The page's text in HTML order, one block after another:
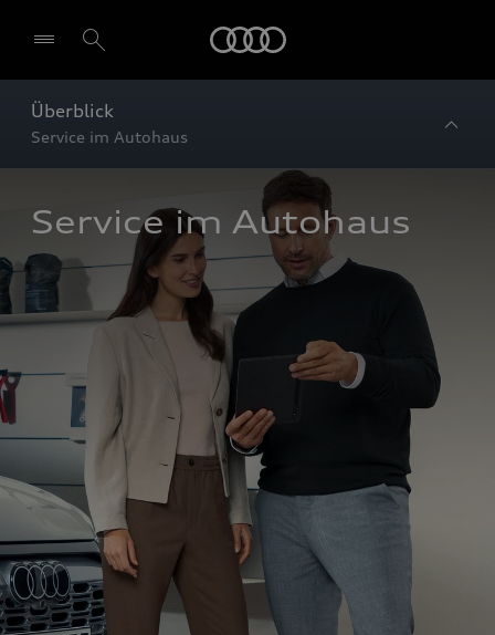
Überblick
Service im Autohaus
Service im Autohaus